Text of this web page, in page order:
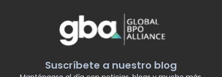
Suscríbete a nuestro blog